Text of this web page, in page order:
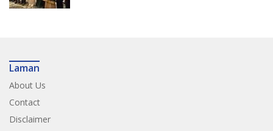
Laman
About Us
Contact
Disclaimer